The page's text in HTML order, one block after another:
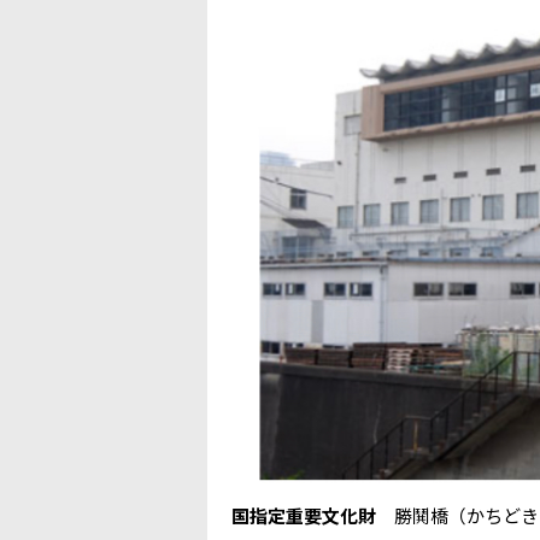
国指定重要文化財 勝鬨橋（かちど